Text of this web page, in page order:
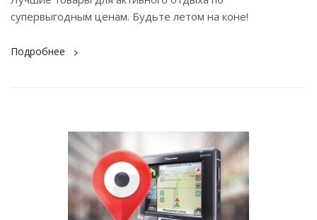
супервыгодным ценам. Будьте летом на коне!
Подробнее